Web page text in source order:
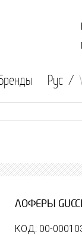
Рус /
ЛОФЕРЫ
КОД: 00-